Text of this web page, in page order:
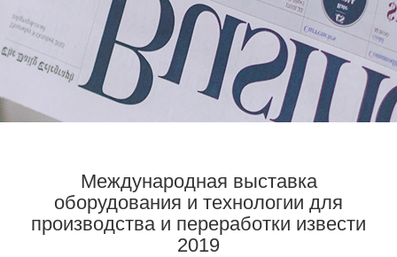
Международная выставка
оборудования и технологии для
производства и переработки извести
2019